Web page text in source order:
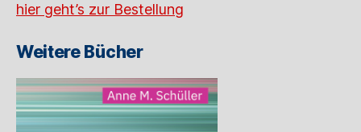
hier geht’s zur Bestellung
Weitere Bücher